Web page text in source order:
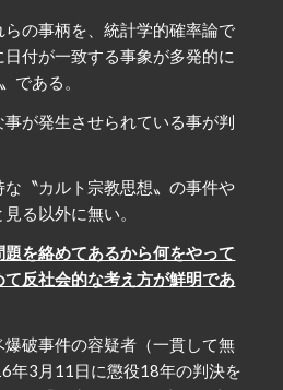
の事柄を、統計学的確率論で
付が一致する事象が多発的に
である。
が発生させられている事が判
な〝カルト宗教思想〟の事件や
る以外に無い。
を絡めてあるから何をやって
反社会的な考え方が鮮明であ
破事件の容疑者（一貫して無
年3月11日に懲役18年の判決を